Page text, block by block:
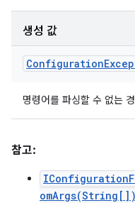
생성 값
Configuration
명령어를 파싱할 수 없는
참고:
omArgs(String[])